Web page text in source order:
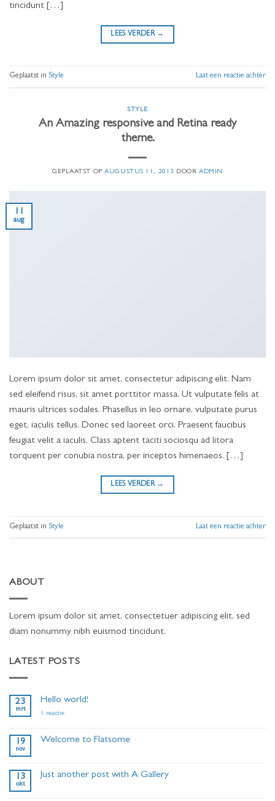
tincidunt […]
LEES VERDER →
Geplaatst in Style Laat een reactie achter
STYLE
An Amazing responsive and Retina ready
theme.
GEPLAATST OPAUGUSTUS 11, 2013 DOORADMIN
11
aug
Lorem ipsum dolor sit amet, consectetur adipiscing elit. Nam
sed eleifend risus, sit amet porttitor massa. Ut vulputate felis at
mauris ultrices sodales. Phasellus in leo ornare, vulputate purus
eget, iaculis tellus. Donec sed laoreet orci. Praesent faucibus
feugiat velit a iaculis. Class aptent taciti sociosqu ad litora
torquent per conubia nostra, per inceptos himenaeos. […]
LEES VERDER →
Geplaatst in Style Laat een reactie achter
ABOUT
Lorem ipsum dolor sit amet, consectetuer adipiscing elit, sed
diam nonummy nibh euismod tincidunt.
LATEST POSTS
23
mrt
Hello world!
1 reactieop
19
nov
Welcome to Flatsome
Welcome
13
okt
Just another post with A Gallery